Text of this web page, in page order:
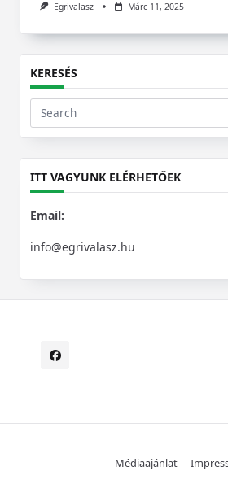
Egrivalasz Márc 11, 2025
KERESÉS
Search
for:
ITT VAGYUNK ELÉRHETŐEK
Email:
info@egrivalasz.hu
Médiaajánlat